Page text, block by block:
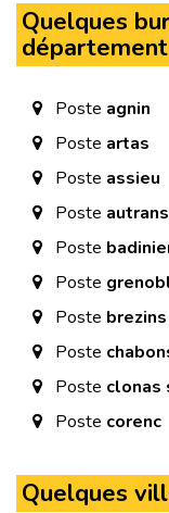
Quelques
Poste agnin
Poste artas
Poste assieu
Poste
Poste
Poste
Poste brezins
Poste
Poste clonas
Poste corenc
Quelques